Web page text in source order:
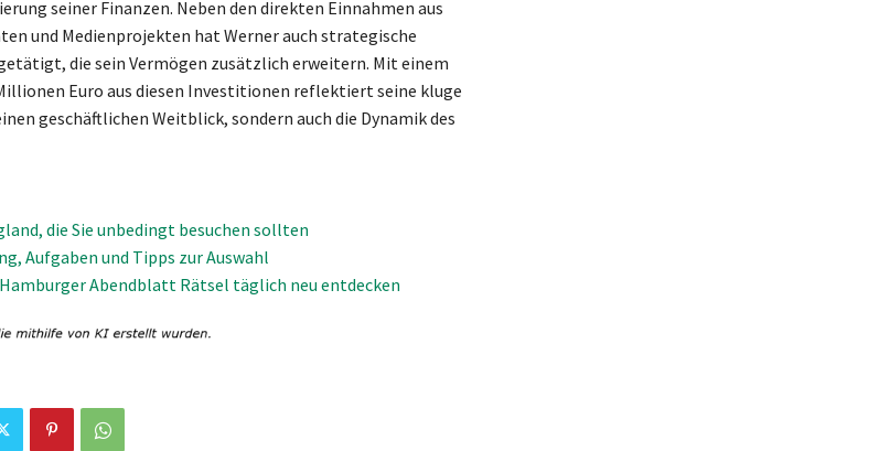
seiner Finanzen. Neben den direkten Einnahmen aus
und Medienprojekten hat Werner auch strategische
die sein Vermögen zusätzlich erweitern. Mit einem
Euro aus diesen Investitionen reflektiert seine kluge
geschäftlichen Weitblick, sondern auch die Dynamik des
die Sie unbedingt besuchen sollten
Aufgaben und Tipps zur Auswahl
Abendblatt Rätsel täglich neu entdecken